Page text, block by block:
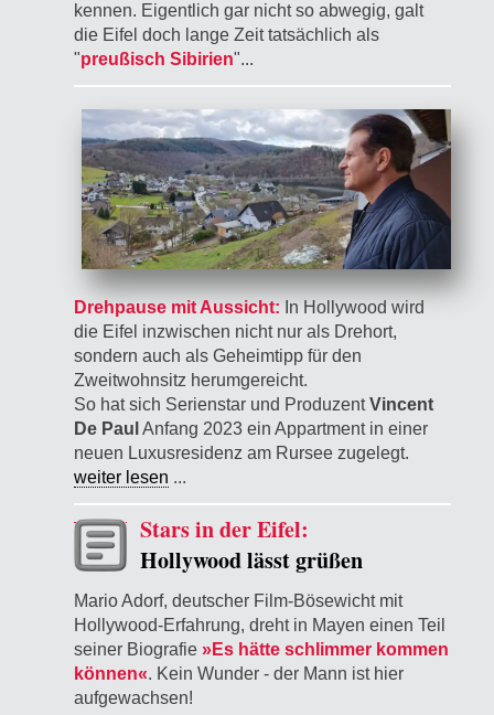
kennen. Eigentlich gar nicht so abwegig, galt
die Eifel doch lange Zeit tatsächlich als
"preußisch Sibirien"...
Drehpause mit Aussicht: In Hollywood wird
die Eifel inzwischen nicht nur als Drehort,
sondern auch als Geheimtipp für den
Zweitwohnsitz herumgereicht.
So hat sich Serienstar und ProduzentVincent
De Paul Anfang 2023 ein Appartment in einer
neuen Luxusresidenz am Rursee zugelegt.
weiter lesen ...
Stars in der Eifel:
Hollywood lässt grüßen
Mario Adorf, deutscher Film-Bösewicht mit
Hollywood-Erfahrung, dreht in Mayen einen Teil
seiner Biografie »Es hätte schlimmer kommen
können«. Kein Wunder - der Mann ist hier
aufgewachsen!